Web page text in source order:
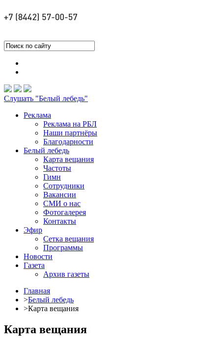
Слушать "Белый лебедь"
Реклама
Реклама на РБЛ
Наши партнёры
Благодарности
Белый лебедь
Карта вещания
Частоты
Гимн
Сотрудники
Вакансии
СМИ о нас
Фотогалерея
Контакты
Эфир
Сетка вещания
Программы
Новости
Газета
Архив газеты
Главная
>Белый лебедь
>Карта вещания
Карта вещания